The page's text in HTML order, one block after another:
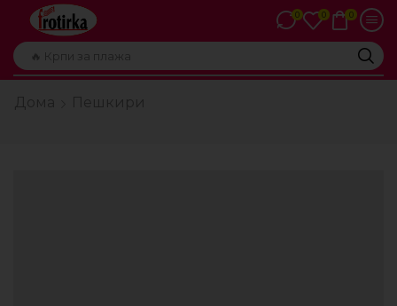
🔥 Крпи за плажа
0 0 0